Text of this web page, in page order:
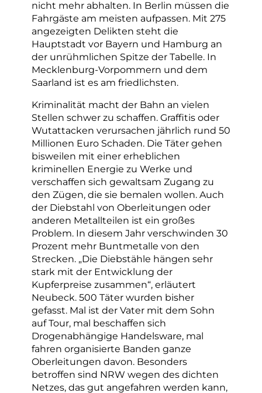
nicht mehr abhalten. In Berlin müssen die
Fahrgäste am meisten aufpassen. Mit 275
angezeigten Delikten steht die
Hauptstadt vor Bayern und Hamburg an
der unrühmlichen Spitze der Tabelle. In
Mecklenburg-Vorpommern und dem
Saarland ist es am friedlichsten.
Kriminalität macht der Bahn an vielen
Stellen schwer zu schaffen. Graffitis oder
Wutattacken verursachen jährlich rund 50
Millionen Euro Schaden. Die Täter gehen
bisweilen mit einer erheblichen
kriminellen Energie zu Werke und
verschaffen sich gewaltsam Zugang zu
den Zügen, die sie bemalen wollen. Auch
der Diebstahl von Oberleitungen oder
anderen Metallteilen ist ein großes
Problem. In diesem Jahr verschwinden 30
Prozent mehr Buntmetalle von den
Strecken. „Die Diebstähle hängen sehr
stark mit der Entwicklung der
Kupferpreise zusammen“, erläutert
Neubeck. 500 Täter wurden bisher
gefasst. Mal ist der Vater mit dem Sohn
auf Tour, mal beschaffen sich
Drogenabhängige Handelsware, mal
fahren organisierte Banden ganze
Oberleitungen davon. Besonders
betroffen sind NRW wegen des dichten
Netzes, das gut angefahren werden kann,